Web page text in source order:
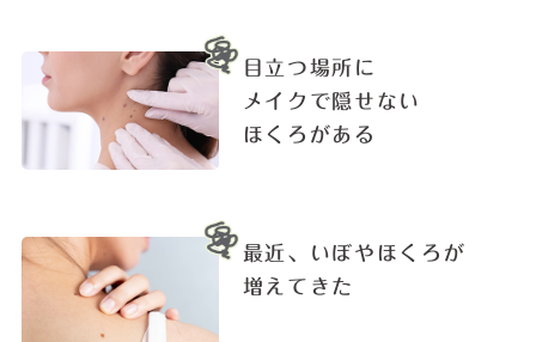
目立つ場所に
メイクで隠せない
ほくろがある
最近、いぼやほくろが
増えてきた